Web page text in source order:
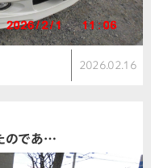
2026.02.16
のであ…